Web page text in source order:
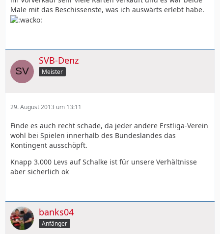
Male mit das Beschissenste, was ich auswärts erlebt habe.
SVB-Denz
Meister
29. August 2013 um 13:11
Finde es auch recht schade, da jeder andere Erstliga-Verein
wohl bei Spielen innerhalb des Bundeslandes das
Kontingent ausschöpft.
Knapp 3.000 Levs auf Schalke ist für unsere Verhältnisse
aber sicherlich ok
banks04
Anfänger